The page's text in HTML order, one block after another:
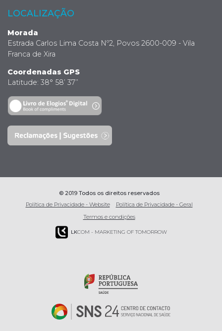
LOCALIZAÇÃO
Morada
Estrada Carlos Lima Costa Nº2, Povos 2600-009 - Vila
Franca de Xira
Coordenadas GPS
Latitude: 38° 58’ 37’’
© 2019 Todos os direitos reservados
Política de Privacidade - Website
Política de Privacidade - Geral
Termos e condições
LKCOM - MARKETING OF TOMORROW